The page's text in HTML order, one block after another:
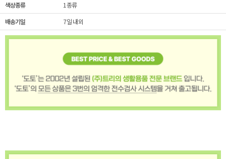
색상종류
1종류
배송기일
7일 내외